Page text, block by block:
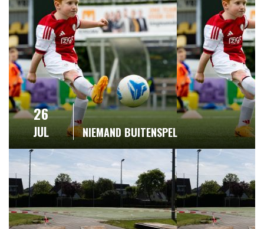
26
JUL NIEMAND BUITENSPEL